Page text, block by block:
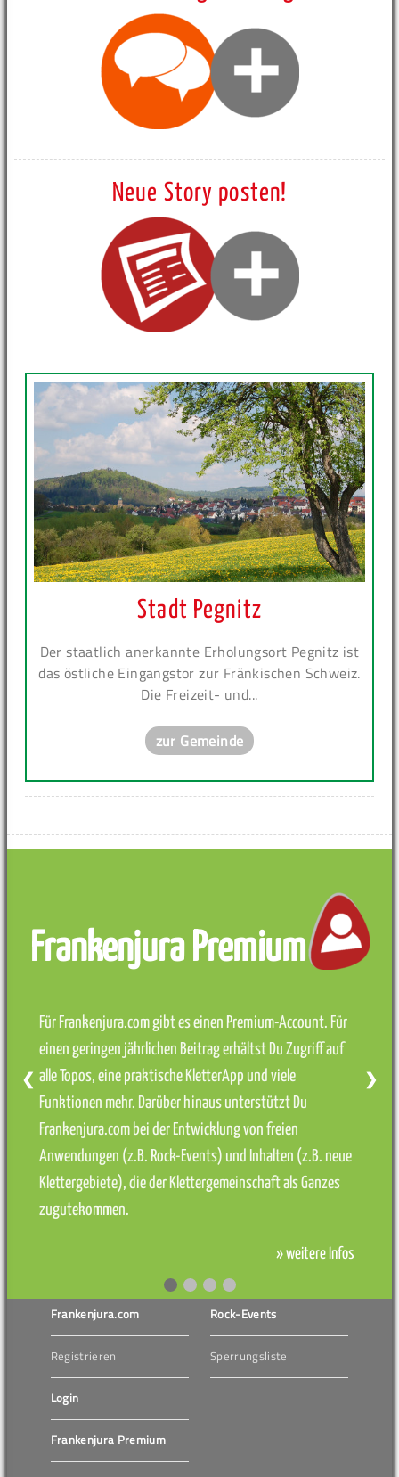
Neue Story posten!
Stadt Pegnitz
Der staatlich anerkannte Erholungsort Pegnitz ist
das östliche Eingangstor zur Fränkischen Schweiz.
Die Freizeit- und...
zur Gemeinde
Frankenjura Premium
Für Frankenjura.com gibt es einen Premium-Account. Für
einen geringen jährlichen Beitrag erhältst Du Zugriff auf
alle Topos, eine praktische KletterApp und viele
Funktionen mehr. Darüber hinaus unterstützt Du
Frankenjura.com bei der Entwicklung von freien
Anwendungen (z.B. Rock-Events) und Inhalten (z.B. neue
Klettergebiete), die der Klettergemeinschaft als Ganzes
zugutekommen.
» weitere Infos
❮ ❯
Frankenjura.com
Registrieren
Login
Frankenjura Premium
Rock-Events
Sperrungsliste